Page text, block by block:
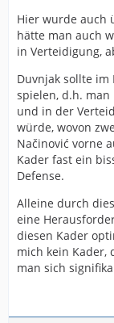
Hier wurde auch
hätte man auch
in Verteidigung,
Duvnjak sollte
spielen, d.h.
und in der
würde, wovon
Načinović vorne
Kader fast ein
Defense.
Alleine durch
eine
diesen Kader
mich kein Kader,
man sich